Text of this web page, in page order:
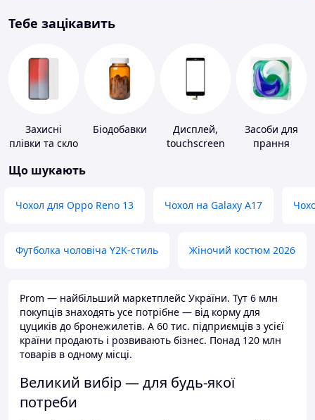
Тебе зацікавить
Захисні
плівки та скло
портативних
Біодобавки
Дисплей,
touchscreen
Засоби для
прання
Що шукають
Чохол для Oppo Reno 13 Чохол на Galaxy A17
Футболка чоловіча Y2K-стиль Жіночий костюм 2026
Prom — найбільший маркетплейс України. Тут 6 млн
покупців знаходять усе потрібне — від корму для
цуциків до бронежилетів. А 60 тис. підприємців з усієї
країни продають і розвивають бізнес. Понад 120 млн
товарів в одному місці.
Великий вибір — для будь-якої
потреби